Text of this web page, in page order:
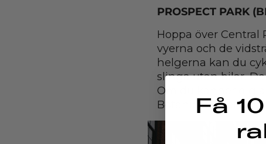
PROSPECT PARK
Hoppa över
vyerna och de
helgerna kan du
slinga utan bilar.
Om du känner dig
Botanic Garden
Få